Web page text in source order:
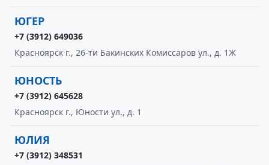
ЮГЕР
+7 (3912) 649036
Красноярск г., 26-ти Бакинских Комиссаров ул., д. 1Ж
ЮНОСТЬ
+7 (3912) 645628
Красноярск г., Юности ул., д. 1
ЮЛИЯ
+7 (3912) 348531